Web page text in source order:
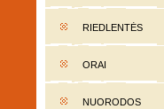
RIEDLENTĖS
ORAI
NUORODOS